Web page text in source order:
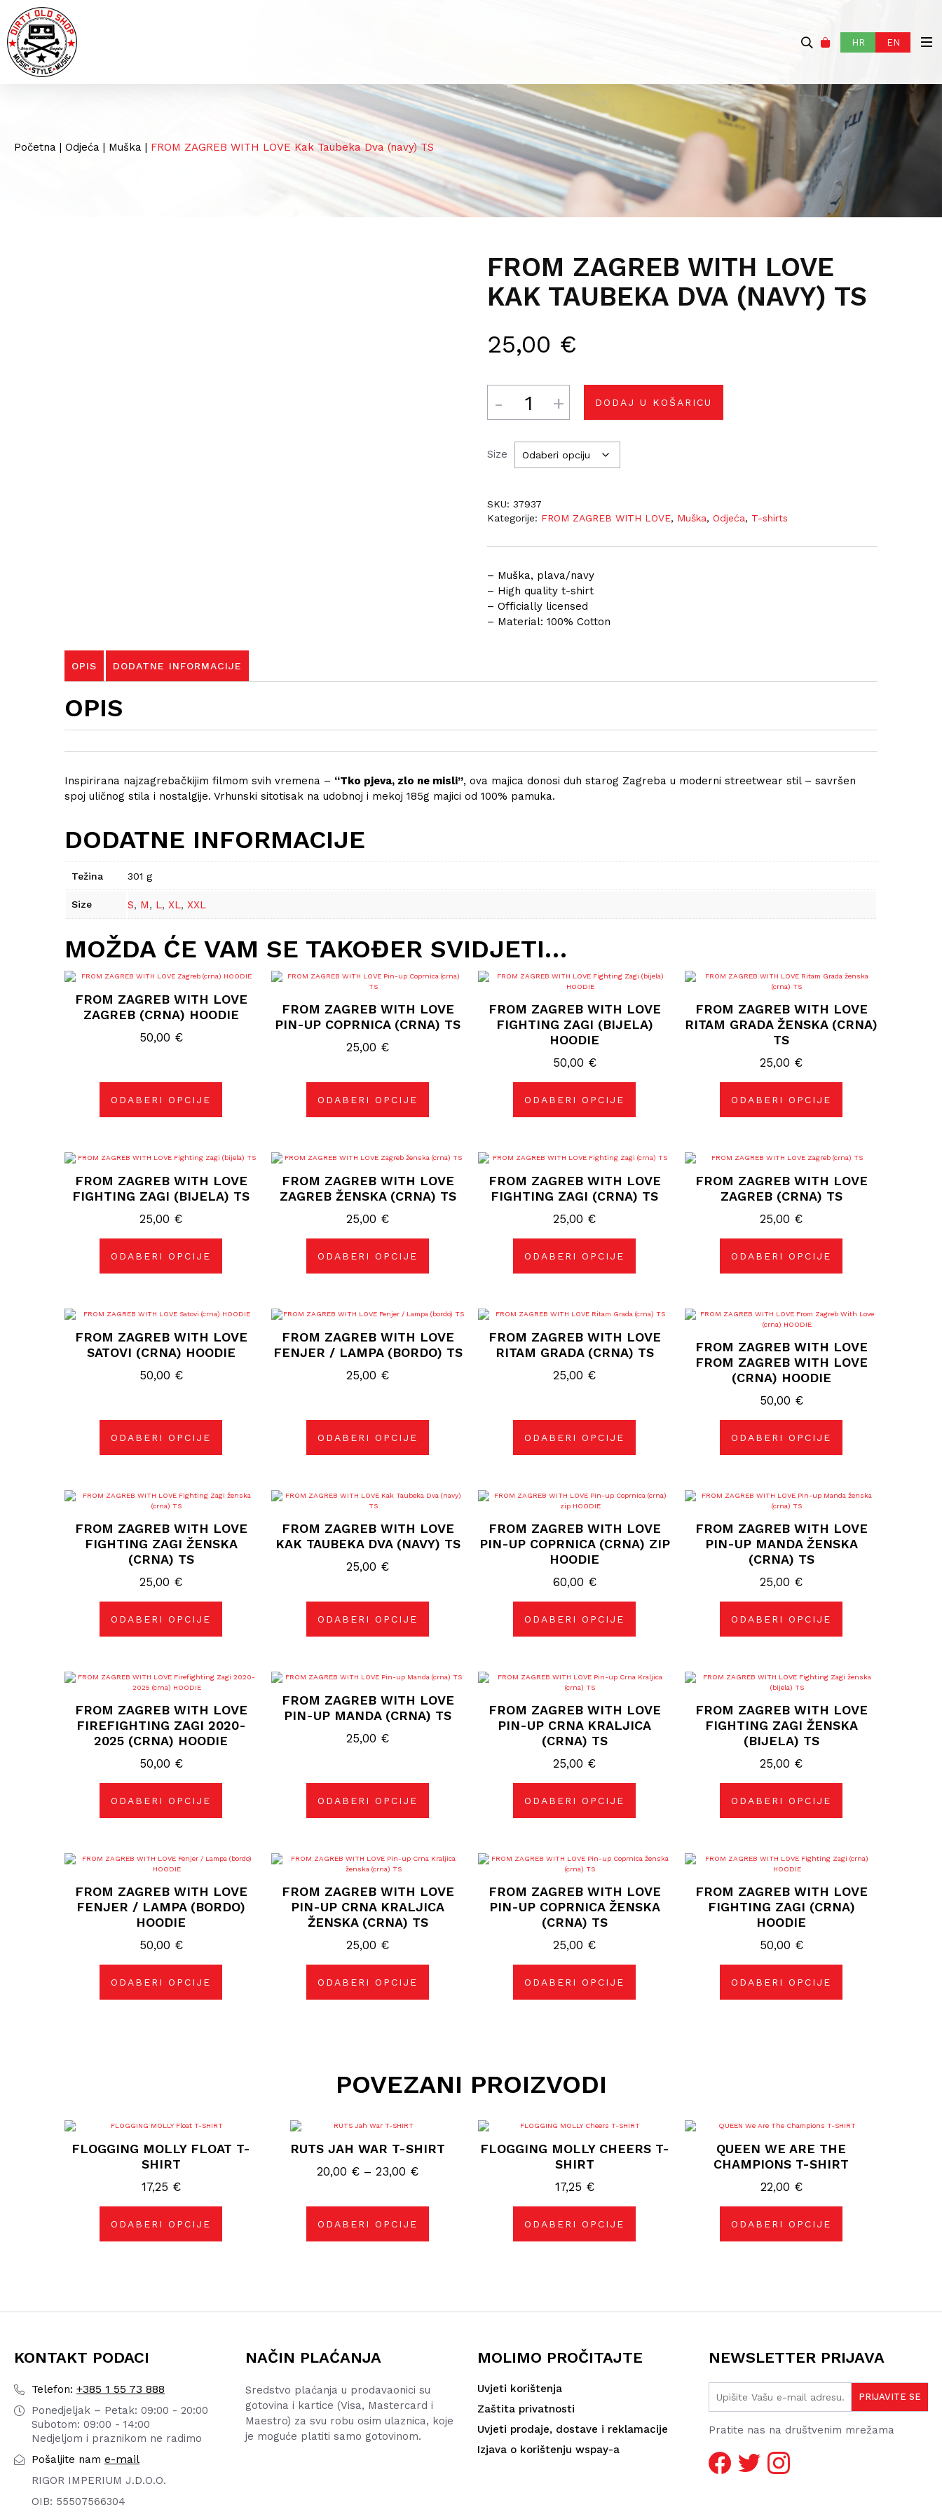
HR EN
Početna | Odjeća | Muška | FROM ZAGREB WITH LOVE Kak Taubeka Dva (navy) TS
FROM ZAGREB WITH LOVE
KAK TAUBEKA DVA (NAVY) TS
25,00 €
– Muška, plava/navy
– High quality t-shirt
– Officially licensed
– Material: 100% Cotton
Size
DODAJ U KOŠARICU
SKU:37937
Kategorije: FROM ZAGREB WITH LOVE, Muška,Odjeća, T-shirts
OPIS DODATNE INFORMACIJE
OPIS
Inspirirana najzagrebačkijim filmom svih vremena – “Tko pjeva, zlo ne misli”, ova majica donosi duh starog Zagreba u moderni streetwear stil – savršen
spoj uličnog stila i nostalgije. Vrhunski sitotisak na udobnoj i mekoj 185g majici od 100% pamuka.
DODATNE INFORMACIJE
Težina 301 g
Size S, M, L, XL, XXL
MOŽDA ĆE VAM SE TAKOĐER SVIDJETI…
FROM ZAGREB WITH LOVE
ZAGREB (CRNA) HOODIE
50,00 €
ODABERI OPCIJE
Ovaj
ima
varijanti.
se
FROM ZAGREB WITH LOVE
PIN-UP COPRNICA (CRNA) TS
25,00 €
ODABERI OPCIJE
Ovaj
proizvod
više
Opcije
mogu
FROM ZAGREB WITH LOVE
FIGHTING ZAGI (BIJELA)
HOODIE
50,00 €
ODABERI OPCIJE
Ovaj
proizvod
više
Opcije
se
odabrati
FROM ZAGREB WITH LOVE
RITAM GRADA ŽENSKA (CRNA)
TS
25,00 €
ODABERI OPCIJE
Ovaj
proizvod
više
varijanti.
Opcije
se
odabrati
FROM ZAGREB WITH LOVE
FIGHTING ZAGI (BIJELA) TS
25,00 €
ODABERI OPCIJE
Ovaj
ima
varijanti.
se
odabrati
stranici
proizvoda
FROM ZAGREB WITH LOVE
ZAGREB ŽENSKA (CRNA) TS
25,00 €
ODABERI OPCIJE
Ovaj
ima
varijanti.
se
odabrati
stranici
proizvoda
FROM ZAGREB WITH LOVE
FIGHTING ZAGI (CRNA) TS
25,00 €
ODABERI OPCIJE
Ovaj
ima
varijanti.
se
odabrati
stranici
proizvoda
FROM ZAGREB WITH LOVE
ZAGREB (CRNA) TS
25,00 €
ODABERI OPCIJE
Ovaj
ima
varijanti.
se
odabrati
stranici
proizvoda
FROM ZAGREB WITH LOVE
SATOVI (CRNA) HOODIE
50,00 €
ODABERI OPCIJE
Ovaj
ima
varijanti.
se
FROM ZAGREB WITH LOVE
FENJER / LAMPA (BORDO) TS
25,00 €
ODABERI OPCIJE
Ovaj
ima
varijanti.
se
FROM ZAGREB WITH LOVE
RITAM GRADA (CRNA) TS
25,00 €
ODABERI OPCIJE
Ovaj
ima
varijanti.
se
FROM ZAGREB WITH LOVE
FROM ZAGREB WITH LOVE
(CRNA) HOODIE
50,00 €
ODABERI OPCIJE
Ovaj
proizvod
više
Opcije
se
odabrati
FROM ZAGREB WITH LOVE
FIGHTING ZAGI ŽENSKA
(CRNA) TS
25,00 €
ODABERI OPCIJE
Ovaj
proizvod
više
varijanti.
Opcije
se
mogu
odabrati
FROM ZAGREB WITH LOVE
KAK TAUBEKA DVA (NAVY) TS
25,00 €
ODABERI OPCIJE
Ovaj
proizvod
više
Opcije
mogu
FROM ZAGREB WITH LOVE
PIN-UP COPRNICA (CRNA) ZIP
HOODIE
60,00 €
ODABERI OPCIJE
Ovaj
proizvod
više
Opcije
se
odabrati
FROM ZAGREB WITH LOVE
PIN-UP MANDA ŽENSKA
(CRNA) TS
25,00 €
ODABERI OPCIJE
Ovaj
proizvod
više
varijanti.
Opcije
se
mogu
odabrati
FROM ZAGREB WITH LOVE
FIREFIGHTING ZAGI 2020-
2025 (CRNA) HOODIE
50,00 €
ODABERI OPCIJE
Ovaj
proizvod
više
Opcije
se
mogu
odabrati
FROM ZAGREB WITH LOVE
PIN-UP MANDA (CRNA) TS
25,00 €
ODABERI OPCIJE
Ovaj
ima
varijanti.
se
FROM ZAGREB WITH LOVE
PIN-UP CRNA KRALJICA
(CRNA) TS
25,00 €
ODABERI OPCIJE
Ovaj
proizvod
više
Opcije
se
mogu
odabrati
FROM ZAGREB WITH LOVE
FIGHTING ZAGI ŽENSKA
(BIJELA) TS
25,00 €
ODABERI OPCIJE
Ovaj
proizvod
više
varijanti.
Opcije
se
mogu
odabrati
FROM ZAGREB WITH LOVE
FENJER / LAMPA (BORDO)
HOODIE
50,00 €
ODABERI OPCIJE
Ovaj
proizvod
više
Opcije
se
odabrati
FROM ZAGREB WITH LOVE
PIN-UP CRNA KRALJICA
ŽENSKA (CRNA) TS
25,00 €
ODABERI OPCIJE
Ovaj
proizvod
više
Opcije
se
mogu
odabrati
FROM ZAGREB WITH LOVE
PIN-UP COPRNICA ŽENSKA
(CRNA) TS
25,00 €
ODABERI OPCIJE
Ovaj
proizvod
više
Opcije
se
mogu
odabrati
FROM ZAGREB WITH LOVE
FIGHTING ZAGI (CRNA)
HOODIE
50,00 €
ODABERI OPCIJE
Ovaj
proizvod
više
Opcije
se
odabrati
POVEZANI PROIZVODI
FLOGGING MOLLY FLOAT T-
SHIRT
17,25 €
ODABERI OPCIJE
Ovaj
ima
varijanti.
se
odabrati
stranici
proizvoda
RUTS JAH WAR T-SHIRT
20,00 € – 23,00 €Raspon
od
do
ODABERI OPCIJE
Ovaj
ima
varijanti.
Opcije
odabrati
stranici
proizvoda
FLOGGING MOLLY CHEERS T-
SHIRT
17,25 €
ODABERI OPCIJE
Ovaj
ima
varijanti.
se
odabrati
stranici
proizvoda
QUEEN WE ARE THE
CHAMPIONS T-SHIRT
22,00 €
ODABERI OPCIJE
Ovaj
ima
varijanti.
se
odabrati
stranici
proizvoda
KONTAKT PODACI
Telefon: +385 1 55 73 888
Ponedjeljak – Petak: 09:00 - 20:00
Subotom: 09:00 - 14:00
Nedjeljom i praznikom ne radimo
Pošaljite nam e-mail
RIGOR IMPERIUM J.D.O.O.
OIB: 55507566304
NAČIN PLAĆANJA
Sredstvo plaćanja u prodavaonici su
gotovina i kartice (Visa, Mastercard i
Maestro) za svu robu osim ulaznica, koje
je moguće platiti samo gotovinom.
MOLIMO PROČITAJTE
Uvjeti korištenja
Zaštita privatnosti
Uvjeti prodaje, dostave i reklamacije
Izjava o korištenju wspay-a
NEWSLETTER PRIJAVA
Pratite nas na društvenim mrežama